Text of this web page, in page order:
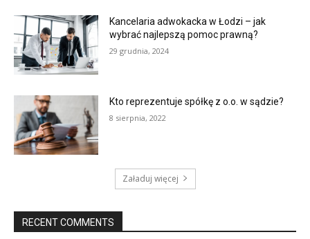
Kancelaria adwokacka w Łodzi – jak
wybrać najlepszą pomoc prawną?
29 grudnia, 2024
Kto reprezentuje spółkę z o.o. w sądzie?
8 sierpnia, 2022
Załaduj więcej
RECENT COMMENTS